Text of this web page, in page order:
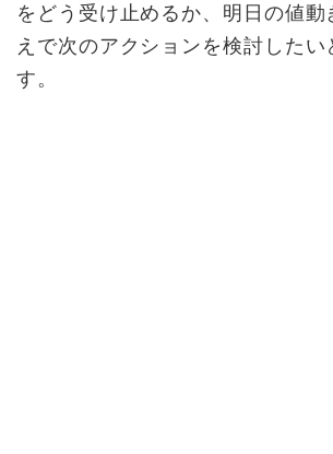
をどう受け止めるか、明日の値動
えで次のアクションを検討したい
す。